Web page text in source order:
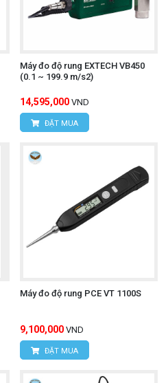
Máy đo độ rung EXTECH VB450
(0.1 ~ 199.9 m/s2)
14,595,000 VND
ĐẶT MUA
Máy đo độ rung PCE VT 1100S
9,100,000 VND
ĐẶT MUA